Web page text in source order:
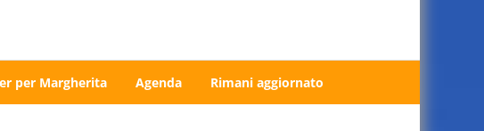
per Margherita Agenda Rimani aggiornato